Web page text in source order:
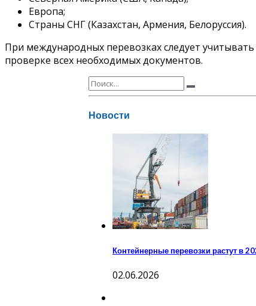
Европа;
Страны СНГ (Казахстан, Армения, Белоруссия).
При международных перевозках следует
проверке всех необходимых документов.
Новости
Контейнерные перевозки растут в
02.06.2026